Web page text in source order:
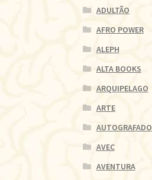
ADULTÃO
AFRO POWER
ALEPH
ALTA BOOKS
ARQUIPELAGO
ARTE
AUTOGRAFADO
AVEC
AVENTURA